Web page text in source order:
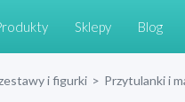
Sklepy Blog
i figurki > Przytulanki i